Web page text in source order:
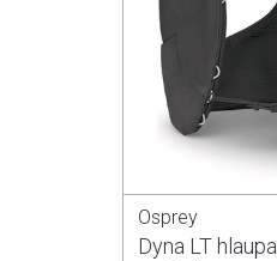
Osprey
Dyna LT